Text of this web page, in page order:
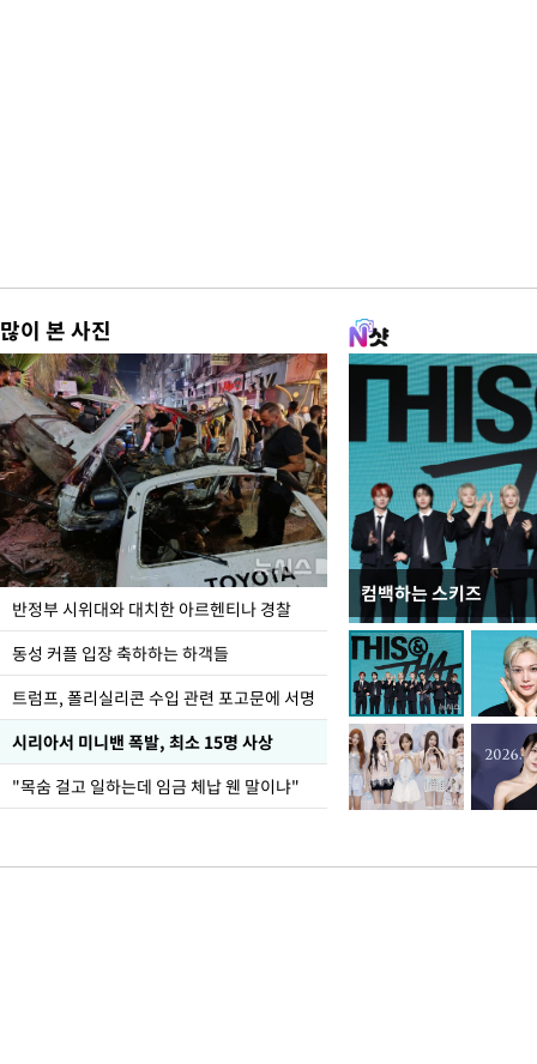
많이 본 사진
반정부 시위대와 대치한 아르헨티나 경찰
동성 커플 입장 축하하는 하객들
트럼프, 폴리실리콘 수입 관련 포고문에 서명
시리아서 미니밴 폭발, 최소 15명 사상
"목숨 걸고 일하는데 임금 체납 웬 말이냐"
컴백하는 스키즈
입추 코앞인데 전국엔